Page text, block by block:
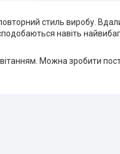
стиль виробу.
навіть
Можна зробити